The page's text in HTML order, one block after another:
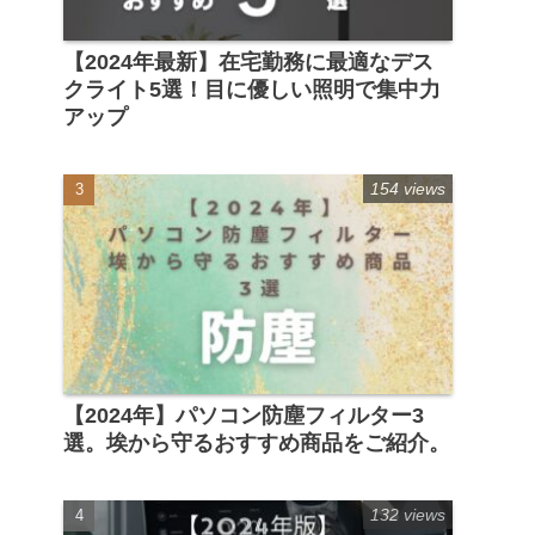
【2024年最新】在宅勤務に最適なデス
クライト5選！目に優しい照明で集中力
アップ
【2024年】パソコン防塵フィルター3
選。埃から守るおすすめ商品をご紹介。
154 views
132 views